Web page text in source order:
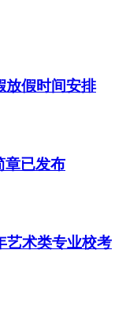
放假时间安排
章已发布
艺术类专业校考